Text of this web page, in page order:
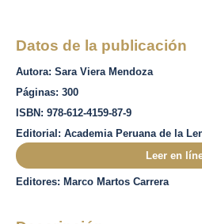
Datos de la publicación
Autora: Sara Viera Mendoza
Páginas: 300
ISBN: 978-612-4159-87-9
Editorial: Academia Peruana de la
Leer en
Editores: Marco Martos Carrera